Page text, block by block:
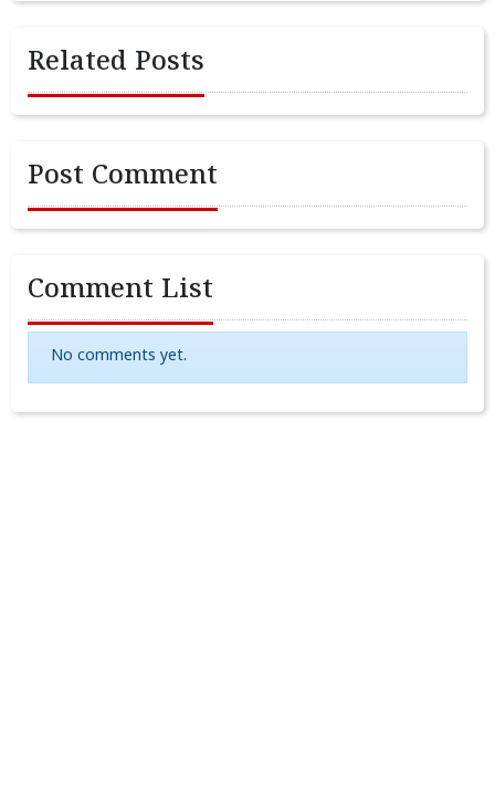
Related Posts
Post Comment
Comment List
No comments yet.